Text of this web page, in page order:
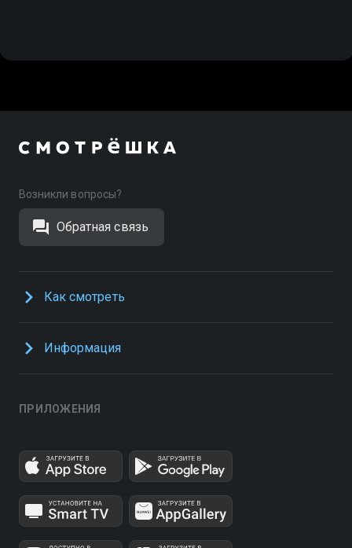
Возникли вопросы?
Обратная связь
Как смотреть
Информация
ПРИЛОЖЕНИЯ